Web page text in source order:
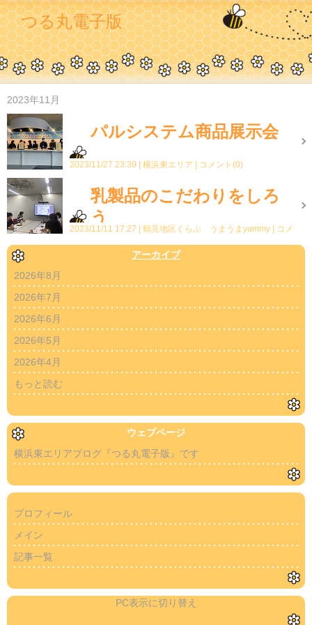
つる丸電子版
2023年11月
パルシステム商品展示会
2023/11/27 23:39 横浜東エリア コメント(0)
乳製品のこだわりをしろ
う
2023/11/11 17:27 鶴見地区くらぶ うまうまyummy
コメ
アーカイブ
2026年8月
2026年7月
2026年6月
2026年5月
2026年4月
もっと読む
ウェブページ
横浜東エリアブログ『つる丸電子版』です
プロフィール
メイン
記事一覧
PC表示に切り替え